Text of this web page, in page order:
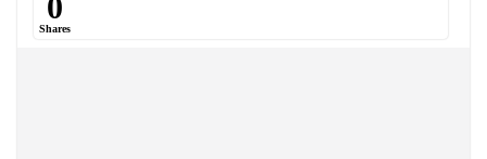
Shares